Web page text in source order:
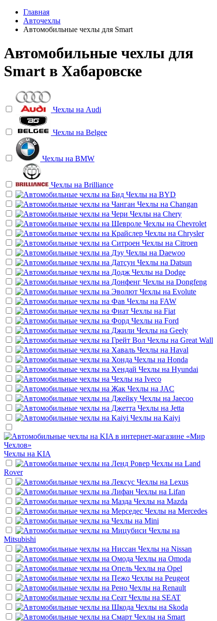
Главная
Авточехлы
Автомобильные чехлы для Smart
Автомобильные чехлы для
Smart в Хабаровске
Чехлы на Audi
Чехлы на Belgee
Чехлы на BMW
Чехлы на Brilliance
Чехлы на BYD
Чехлы на Changan
Чехлы на Chery
Чехлы на Chevrolet
Чехлы на Chrysler
Чехлы на Citroen
Чехлы на Daewoo
Чехлы на Datsun
Чехлы на Dodge
Чехлы на Dongfeng
Чехлы на Evolute
Чехлы на FAW
Чехлы на Fiat
Чехлы на Ford
Чехлы на Geely
Чехлы на Great Wall
Чехлы на Haval
Чехлы на Honda
Чехлы на Hyundai
Чехлы на Iveco
Чехлы на JAC
Чехлы на Jaecoo
Чехлы на Jetta
Чехлы на Kaiyi
Чехлы на KIA
Чехлы на Land
Rover
Чехлы на Lexus
Чехлы на Lifan
Чехлы на Mazda
Чехлы на Mercedes
Чехлы на Mini
Чехлы на
Mitsubishi
Чехлы на Nissan
Чехлы на Omoda
Чехлы на Opel
Чехлы на Peugeot
Чехлы на Renault
Чехлы на SEAT
Чехлы на Skoda
Чехлы на Smart